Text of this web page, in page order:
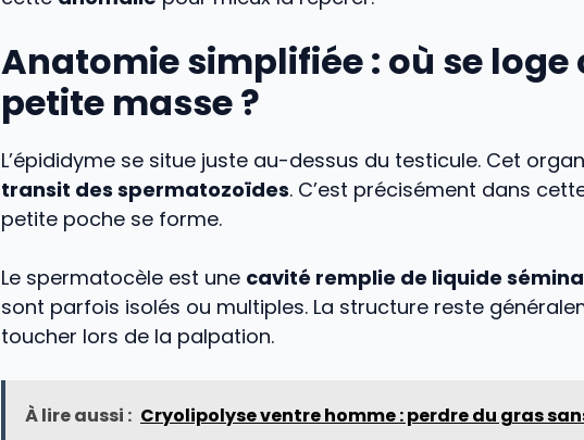
Anatomie simplifiée : où se loge
petite masse ?
L’épididyme se situe juste au-dessus du testicule. Cet
transit des spermatozoïdes. C’est précisément dans
petite poche se forme.
Le spermatocèle est une cavité remplie de liquide
sont parfois isolés ou multiples. La structure reste
toucher lors de la palpation.
À lire aussi : Cryolipolyse ventre homme : perdre du gras